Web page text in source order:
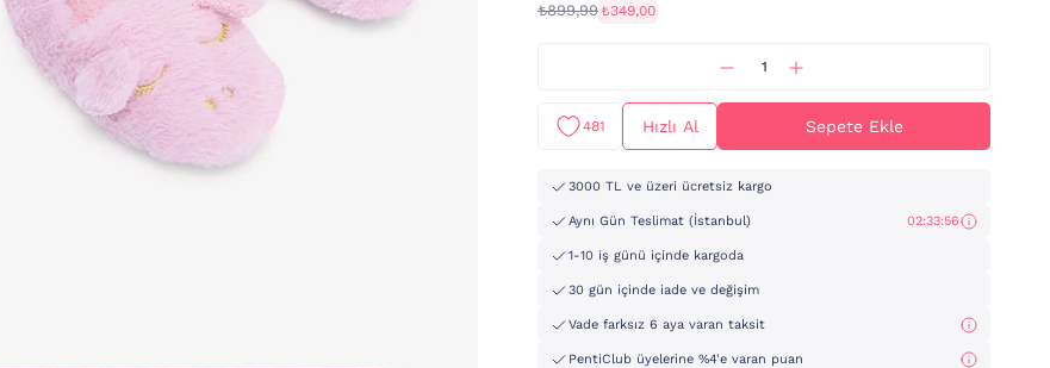
₺899,99 ₺349,00
481 Hızlı Al Sepete Ekle
3000 TL ve üzeri ücretsiz kargo
Aynı Gün Teslimat (İstanbul) 02:33:54
1-10 iş günü içinde kargoda
30 gün içinde iade ve değişim
Vade farksız 6 aya varan taksit
PentiClub üyelerine %4'e varan puan